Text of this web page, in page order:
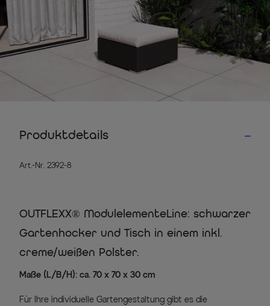
Produktdetails
Art.-Nr. 2392-8
OUTFLEXX® ModulelementeLine: schwarzer
Gartenhocker und Tisch in einem inkl.
creme/weißen Polster.
Maße (L/B/H): ca. 70 x 70 x 30 cm
Für Ihre individuelle Gartengestaltung gibt es die